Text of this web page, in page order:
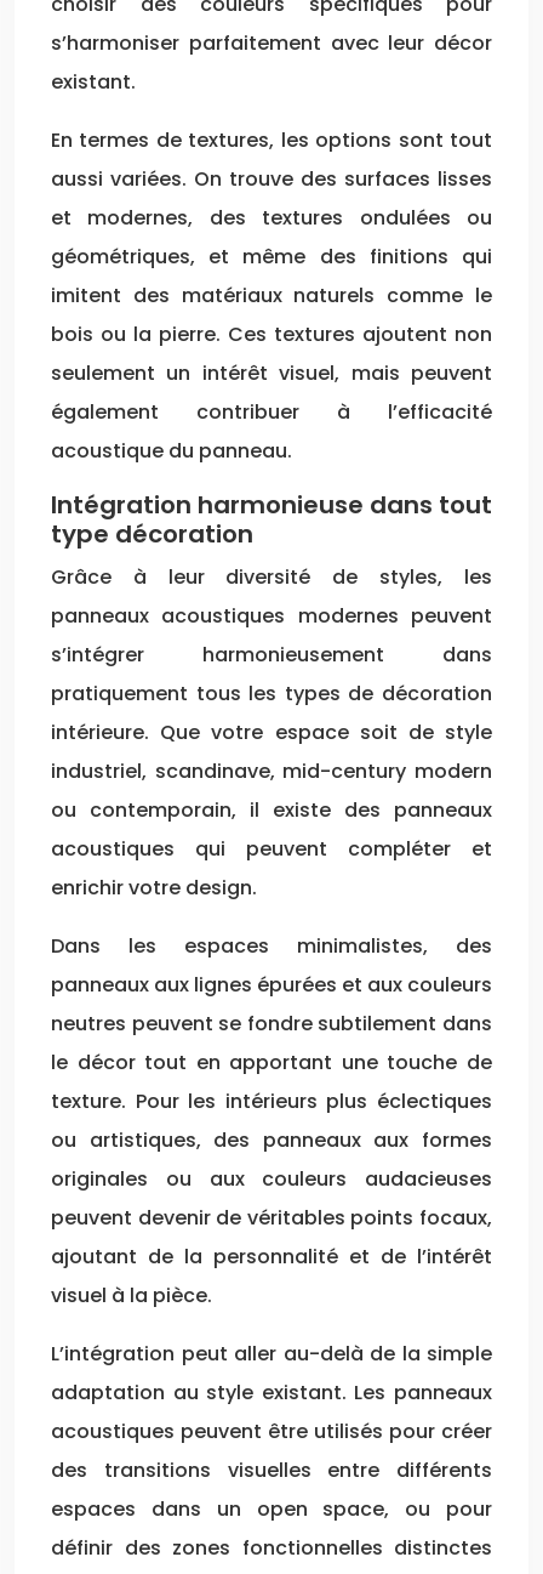
s’harmoniser parfaitement avec leur décor
existant.
En termes de textures, les options sont tout
aussi variées. On trouve des surfaces lisses
et modernes, des textures ondulées ou
géométriques, et même des finitions qui
imitent des matériaux naturels comme le
bois ou la pierre. Ces textures ajoutent non
seulement un intérêt visuel, mais peuvent
également contribuer à l’efficacité
acoustique du panneau.
Intégration harmonieuse dans tout
type décoration
Grâce à leur diversité de styles, les
panneaux acoustiques modernes peuvent
s’intégrer harmonieusement dans
pratiquement tous les types de décoration
intérieure. Que votre espace soit de style
industriel, scandinave, mid-century modern
ou contemporain, il existe des panneaux
acoustiques qui peuvent compléter et
enrichir votre design.
Dans les espaces minimalistes, des
panneaux aux lignes épurées et aux couleurs
neutres peuvent se fondre subtilement dans
le décor tout en apportant une touche de
texture. Pour les intérieurs plus éclectiques
ou artistiques, des panneaux aux formes
originales ou aux couleurs audacieuses
peuvent devenir de véritables points focaux,
ajoutant de la personnalité et de l’intérêt
visuel à la pièce.
L’intégration peut aller au-delà de la simple
adaptation au style existant. Les panneaux
acoustiques peuvent être utilisés pour créer
des transitions visuelles entre différents
espaces dans un open space, ou pour
définir des zones fonctionnelles distinctes